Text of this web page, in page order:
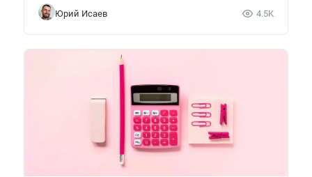
Юрий Исаев 4.5K